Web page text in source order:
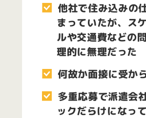
他社で住み込みの
まっていたが、ス
ルや交通費などの
理的に無理だった
何故か面接に受か
多重応募で派遣会
ックだらけになっ